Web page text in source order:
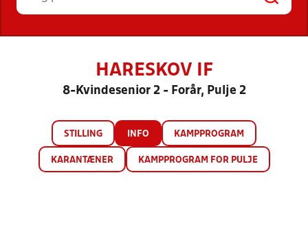
HARESKOV IF
8-Kvindesenior 2 - Forår, Pulje 2
STILLING INFO KAMPPROGRAM
KARANTÆNER KAMPPROGRAM FOR PULJE